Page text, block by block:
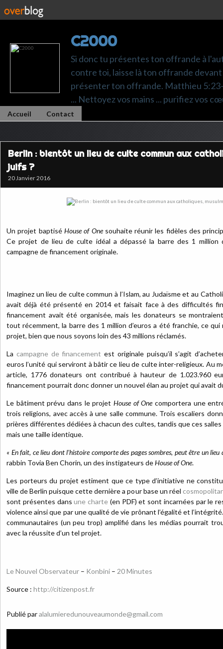
C2000
Si donc tu présentes ton offrande à
contre toi, laisse là ton offrande
présenter ton offrande. Matthieu 5:23-
... Nettoyez vos mains ... purifiez vos
Accueil Contact
Berlin : bientôt un lieu de culte commun aux
juifs ?
20 Janvier 2016
Un projet baptisé House of Onesouhaite réunir les fidèles des
Ce projet de lieu de culte idéal a dépassé la barre des 1 million
campagne de financement originale.
Imaginez un lieu de culte commun à l’Islam, au Judaïsme et au
avait déjà été présenté en 2014 et faisait face à des difficultés
financement avait été organisée, mais les donateurs se
tout récemment, la barre des 1 million d’euros a été franchie, ce
projet, bien que nous soyons loin des 43 millions réclamés.
La campagne de financement est originale puisqu’il s’agit
euros l’unité qui serviront à bâtir ce lieu de culte inter-religieux. Au
article, 1776 donateurs ont contribué à hauteur de 1.023.960
financement pourrait donc donner un nouvel élan au projet qui avait
Le bâtiment prévu dans le projet House of Onecomportera une
trois religions, avec accès à une salle commune. Trois escaliers
prières différentes dédiées à chacun des cultes, tandis que ces
mais une taille identique.
« En fait, ce lieu dont l’histoire comporte des pages sombres, peut être un
rabbin Tovia Ben Chorin, un des instigateurs deHouse of One.
Les porteurs du projet estiment que ce type d’initiative ne
ville de Berlin puisque cette dernière a pour base un réel
sont présentes dansune charte (en PDF) et sont incarnées par le
violence ainsi que par une qualité de vie prônant l’égalité et
communautaires (un peu trop) amplifié dans les médias pourrait
avec la réussite d’un tel projet.
Le Nouvel Observateur – Konbini – 20 Minutes
Source : http://citizenpost.fr
Publié paralalumieredunouveaumonde@gmail.com